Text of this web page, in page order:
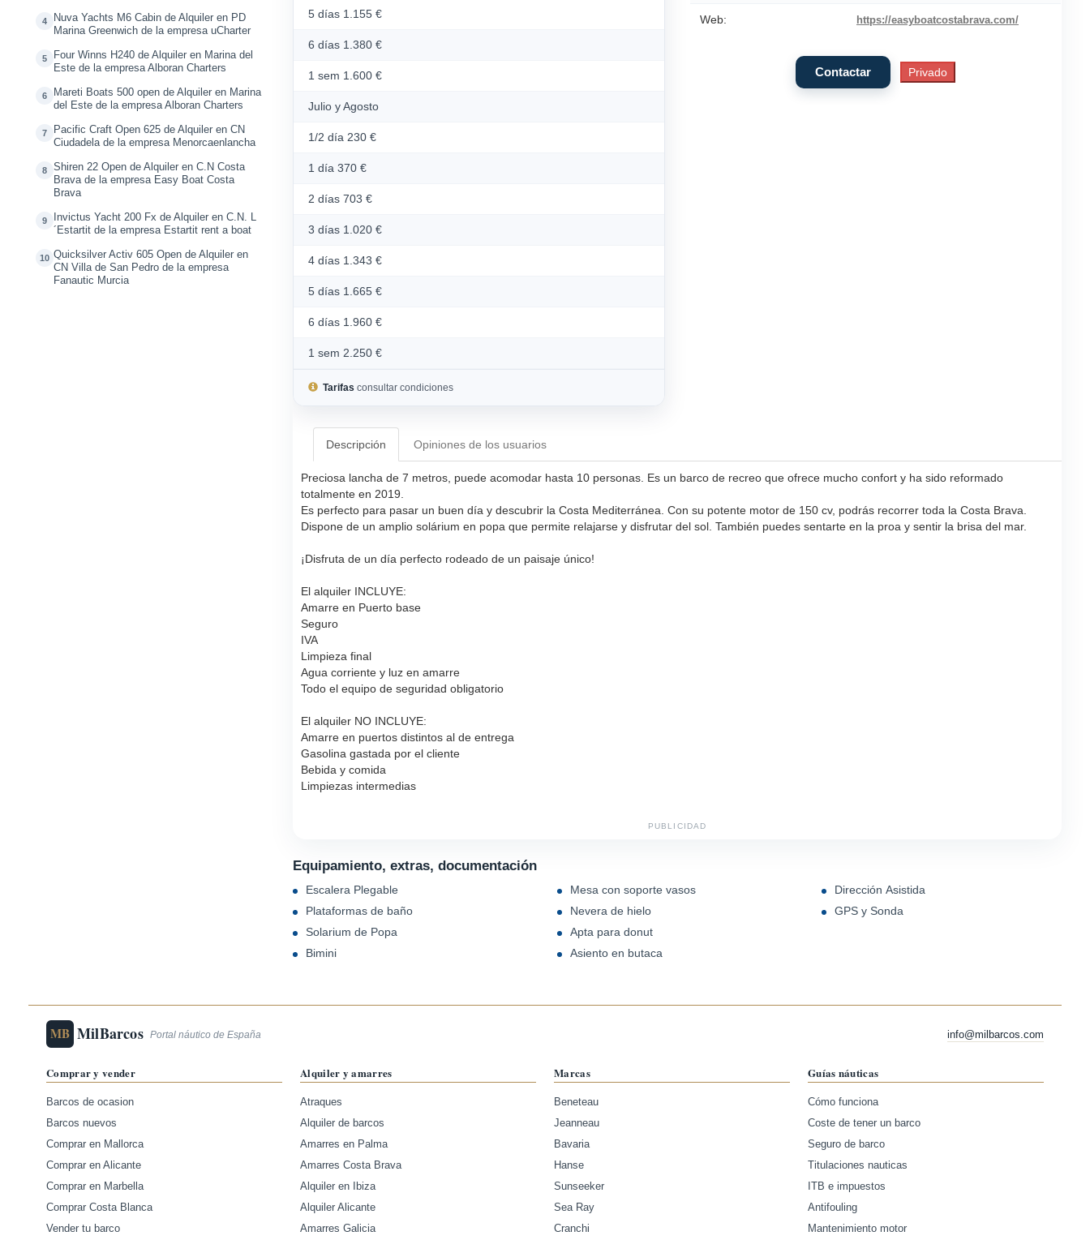
4
Nuva Yachts M6 Cabin de Alquiler en PD
Marina Greenwich de la empresa uCharter
5
Four Winns H240 de Alquiler en Marina del
Este de la empresa Alboran Charters
6
Mareti Boats 500 open de Alquiler en Marina
del Este de la empresa Alboran Charters
7
Pacific Craft Open 625 de Alquiler en CN
Ciudadela de la empresa Menorcaenlancha
8
Shiren 22 Open de Alquiler en C.N Costa
Brava de la empresa Easy Boat Costa
Brava
9
Invictus Yacht 200 Fx de Alquiler en C.N. L
´Estartit de la empresa Estartit rent a boat
10 Quicksilver Activ 605 Open de Alquiler en
CN Villa de San Pedro de la empresa
Fanautic Murcia
5 días 1.155 €
6 días 1.380 €
1 sem 1.600 €
Julio y Agosto
1/2 día 230 €
1 día 370 €
2 días 703 €
3 días 1.020 €
4 días 1.343 €
5 días 1.665 €
6 días 1.960 €
1 sem 2.250 €
Tarifas consultar condiciones
Web: https://easyboatcostabrava.com/
Descripción Opiniones de los usuarios
Preciosa lancha de 7 metros, puede acomodar hasta 10 personas. Es un barco de recreo que ofrece mucho confort y ha sido reformado
totalmente en 2019.
Es perfecto para pasar un buen día y descubrir la Costa Mediterránea. Con su potente motor de 150 cv, podrás recorrer toda la Costa Brava.
Dispone de un amplio solárium en popa que permite relajarse y disfrutar del sol. También puedes sentarte en la proa y sentir la brisa del mar.
¡Disfruta de un día perfecto rodeado de un paisaje único!
El alquiler INCLUYE:
Amarre en Puerto base
Seguro
IVA
Limpieza final
Agua corriente y luz en amarre
Todo el equipo de seguridad obligatorio
El alquiler NO INCLUYE:
Amarre en puertos distintos al de entrega
Gasolina gastada por el cliente
Bebida y comida
Limpiezas intermedias
PUBLICIDAD
Equipamiento, extras, documentación
Escalera Plegable
Plataformas de baño
Solarium de Popa
Bimini
Mesa con soporte vasos
Nevera de hielo
Apta para donut
Asiento en butaca
Dirección Asistida
GPS y Sonda
MB MilBarcos Portal náutico de España info@milbarcos.com
Comprar y vender
Barcos de ocasion
Barcos nuevos
Comprar en Mallorca
Comprar en Alicante
Comprar en Marbella
Comprar Costa Blanca
Vender tu barco
Alquiler y amarres
Atraques
Alquiler de barcos
Amarres en Palma
Amarres Costa Brava
Alquiler en Ibiza
Alquiler Alicante
Amarres Galicia
Marcas
Beneteau
Jeanneau
Bavaria
Hanse
Sunseeker
Sea Ray
Cranchi
Guías náuticas
Cómo funciona
Coste de tener un barco
Seguro de barco
Titulaciones nauticas
ITB e impuestos
Antifouling
Mantenimiento motor